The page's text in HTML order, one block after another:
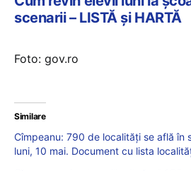
scenarii – LISTĂ și HARTĂ
Foto: gov.ro
Similare
Cîmpeanu: 790 de localități se află în
luni, 10 mai. Document cu lista